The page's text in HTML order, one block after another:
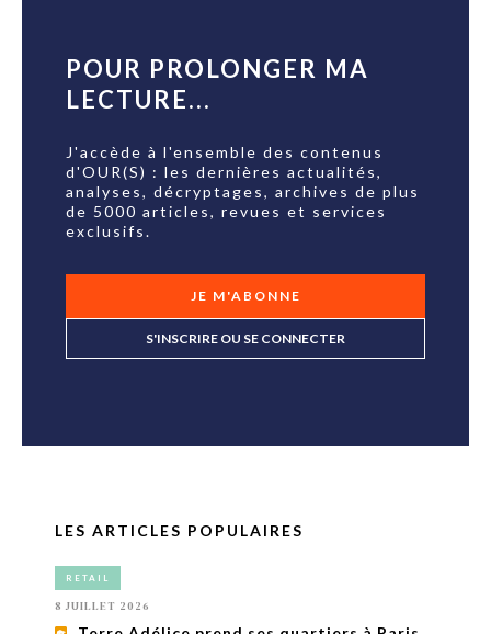
POUR PROLONGER MA
LECTURE...
J'accède à l'ensemble des contenus
d'OUR(S) : les dernières actualités,
analyses, décryptages, archives de plus
de 5000 articles, revues et services
exclusifs.
JE M'ABONNE
S'INSCRIRE OU SE CONNECTER
LES ARTICLES POPULAIRES
RETAIL
8 JUILLET 2026